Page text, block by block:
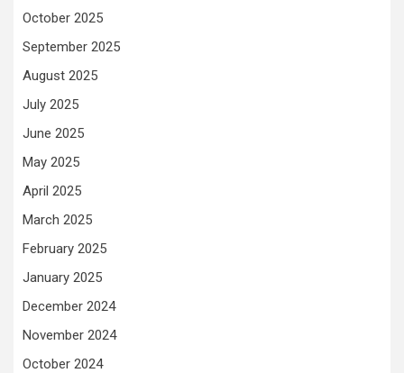
October 2025
September 2025
August 2025
July 2025
June 2025
May 2025
April 2025
March 2025
February 2025
January 2025
December 2024
November 2024
October 2024